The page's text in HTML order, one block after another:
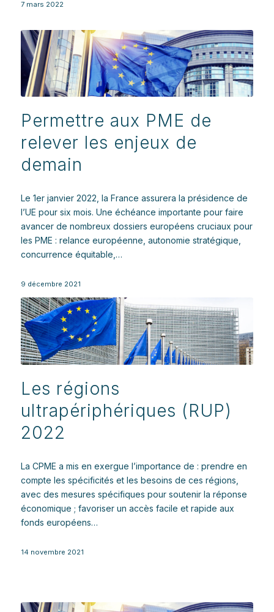
7 mars 2022
Permettre aux PME de
relever les enjeux de
demain
Le 1er janvier 2022, la France assurera la présidence de
l’UE pour six mois. Une échéance importante pour faire
avancer de nombreux dossiers européens cruciaux pour
les PME : relance européenne, autonomie stratégique,
concurrence équitable,…
9 décembre 2021
Les régions
ultrapériphériques (RUP)
2022
La CPME a mis en exergue l’importance de : prendre en
compte les spécificités et les besoins de ces régions,
avec des mesures spécifiques pour soutenir la réponse
économique ; favoriser un accès facile et rapide aux
fonds européens…
14 novembre 2021